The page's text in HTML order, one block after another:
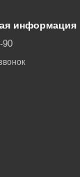
информация
90